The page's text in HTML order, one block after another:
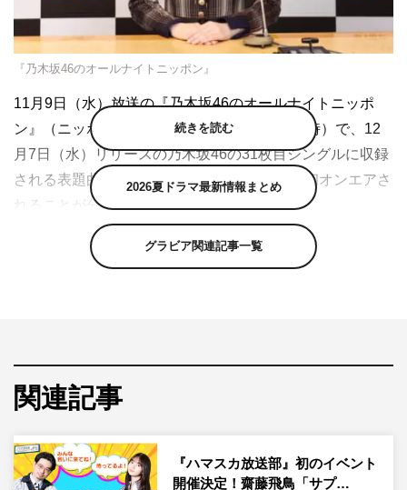
『乃木坂46のオールナイトニッポン』
11月9日（水）放送の『乃木坂46のオールナイトニッポ
ン』（ニッポン放送 毎週水曜 深夜1時～3時）で、12
月7日（水）リリースの乃木坂46の31枚目シングルに収録
される表題曲「ここにはないもの」がラジオ初オンエアさ
れることが分かった。
「ここにはないもの」は、先日、乃木坂46からの卒業を発
表し、今回が最後の参加シングルとなる1期生・齋藤飛鳥
番組では、パーソナリティの3期生・久保史緒里がリスナ
配信中」での初パフォーマンスなどについて語っていく。
続きを読む
2026夏ドラマ最新情報まとめ
グラビア関連記事一覧
関連記事
『ハマスカ放送部』初のイベント
開催決定！齋藤飛鳥「サプ…